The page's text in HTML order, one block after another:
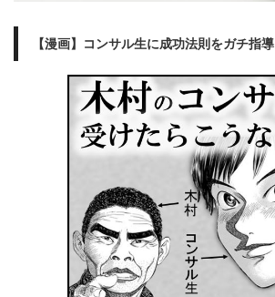
【漫画】コンサル生に成功法則をガチ指導